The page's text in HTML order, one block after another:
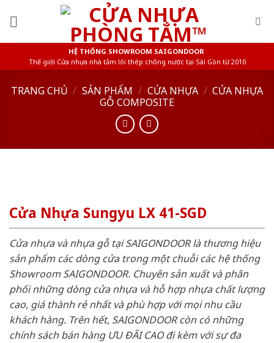
HỆ THỐNG SHOWROOM SAIGONDOOR
Thế giới Cửa nhựa nhà tắm lõi thép chống nước tại Sài Gòn từ 2010
TRANG CHỦ / SẢN PHẨM / CỬA NHỰA / CỬA NHỰA
GỖ COMPOSITE
Cửa Nhựa Sungyu LX 41-SGD
Cửa nhựa và nhựa gỗ tại SAIGONDOOR là thương hiệu
sản phẩm các dòng cửa trong một chuỗi các hệ thống
Showroom SAIGONDOOR. Chuyên sản xuất và phân
phối những dòng cửa nhựa và hỗ hợp nhựa chất lượng
cao, giá thành rẻ nhất và phù hợp với mọi nhu cầu
khách hàng. Trên hết, SAIGONDOOR còn có những
chính sách bán hàng ƯU ĐÃI CAO đi kèm với sự đa